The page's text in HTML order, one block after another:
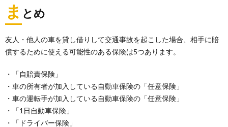
ま とめ
友人・他人の車を貸し借りして交通事故を起こした場合、相手に賠
償するために使える可能性のある保険は5つあります。
・「自賠責保険」
・車の所有者が加入している自動車保険の「任意保険」
・車の運転手が加入している自動車保険の「任意保険」
・「1日自動車保険」
・「ドライバー保険」